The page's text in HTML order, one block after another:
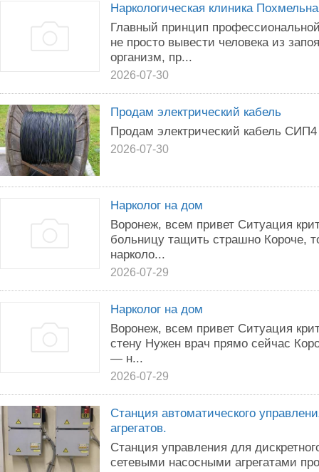
Наркологическая клиника
Главный принцип
не просто вывести человека из
организм, пр...
2026-07-30
Продам электрический кабель
Продам электрический кабель
2026-07-30
Нарколог на дом
Воронеж, всем привет Ситуация
больницу тащить страшно Короче,
нарколо...
2026-07-29
Нарколог на дом
Воронеж, всем привет Ситуация
стену Нужен врач прямо сейчас
— н...
2026-07-29
Станция автоматического
агрегатов.
Станция управления для
сетевыми насосными агрегатами